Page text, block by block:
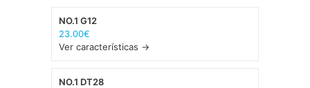
NO.1 G12
23.00€
Ver características →
NO.1 DT28